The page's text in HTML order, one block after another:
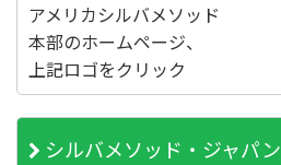
アメリカシルバメソッド
本部のホームページ、
上記ロゴをクリック
シルバメソッド・ジャパン